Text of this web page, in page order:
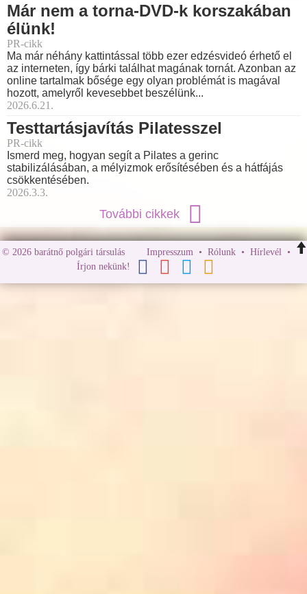
Már nem a torna-DVD-k korszakában
élünk!
PR-cikk
Ma már néhány kattintással több ezer edzésvideó érhető el
az interneten, így bárki találhat magának tornát. Azonban az
online tartalmak bősége egy olyan problémát is magával
hozott, amelyről kevesebbet beszélünk...
2026.6.21.
Testtartásjavítás Pilatesszel
PR-cikk
Ismerd meg, hogyan segít a Pilates a gerinc
stabilizálásában, a mélyizmok erősítésében és a hátfájás
csökkentésében.
2026.3.3.
További cikkek
© 2026 barátnő polgári társulás Impresszum • Rólunk• Hírlevél •
Írjon nekünk!